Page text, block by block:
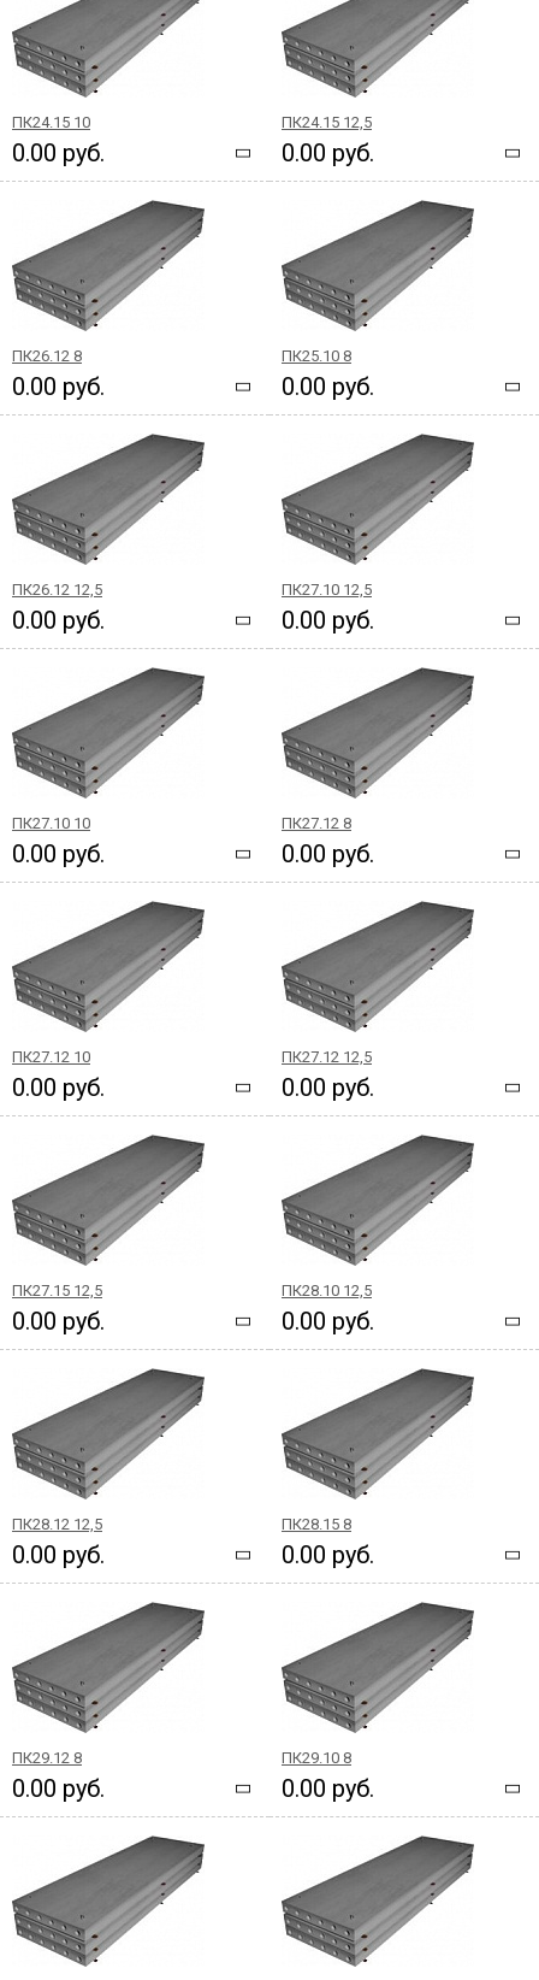
ПК24.15 10
0.00 руб.
ПК24.15 12,5
0.00 руб.
ПК26.12 8
0.00 руб.
ПК25.10 8
0.00 руб.
ПК26.12 12,5
0.00 руб.
ПК27.10 12,5
0.00 руб.
ПК27.10 10
0.00 руб.
ПК27.12 8
0.00 руб.
ПК27.12 10
0.00 руб.
ПК27.12 12,5
0.00 руб.
ПК27.15 12,5
0.00 руб.
ПК28.10 12,5
0.00 руб.
ПК28.12 12,5
0.00 руб.
ПК28.15 8
0.00 руб.
ПК29.12 8
0.00 руб.
ПК29.10 8
0.00 руб.